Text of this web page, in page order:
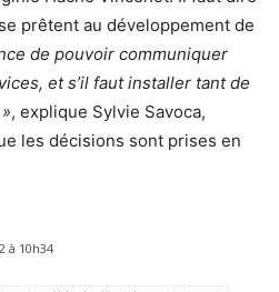
prêtent au développement de
de pouvoir communiquer
et s’il faut installer tant de
, explique Sylvie Savoca,
les décisions sont prises en
à 10h34